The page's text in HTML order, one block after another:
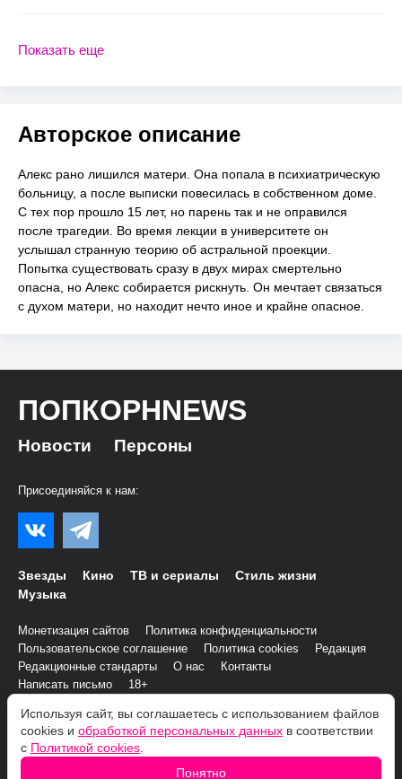
Показать еще
Авторское описание
Алекс рано лишился матери. Она попала в психиатрическую
больницу, а после выписки повесилась в собственном доме.
С тех пор прошло 15 лет, но парень так и не оправился
после трагедии. Во время лекции в университете он
услышал странную теорию об астральной проекции.
Попытка существовать сразу в двух мирах смертельно
опасна, но Алекс собирается рискнуть. Он мечтает связаться
с духом матери, но находит нечто иное и крайне опасное.
ПОПКОРНNEWS
Новости Персоны
Присоединяйся к нам:
Звезды Кино ТВ и сериалы
Стиль жизни
Музыка
Монетизация сайтов
Политика конфиденциальности
Пользовательское соглашение
Политика cookies
Редакция
Редакционные стандарты
О нас
Контакты
Написать письмо
18+
© 2007–2026 Все права и материалы принадлежат
«ПОПКОРНNEWS»
При копировании информации необходимо соблюдать
Используя сайт, вы соглашаетесь с использованием файлов
cookies и обработкой персональных данных в соответствии
с Политикой cookies
Понятно